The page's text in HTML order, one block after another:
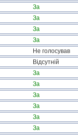
За
За
За
За
Не голосував
Відсутній
За
За
За
За
За
За